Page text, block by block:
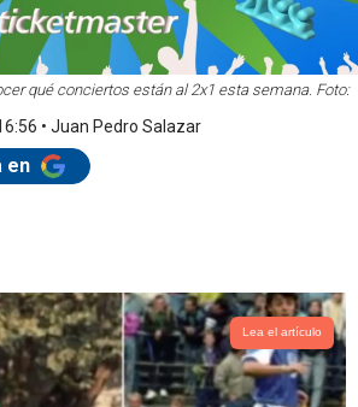
qué conciertos están al 2x1 esta semana. Foto:
• Juan Pedro Salazar
en
Lea el artículo